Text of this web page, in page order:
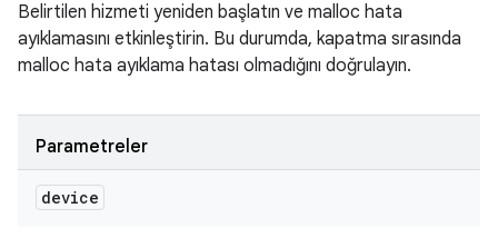
Belirtilen hizmeti yeniden başlatın ve malloc hata
ayıklamasını etkinleştirin. Bu durumda, kapatma sırasında
malloc hata ayıklama hatası olmadığını doğrulayın.
Parametreler
device